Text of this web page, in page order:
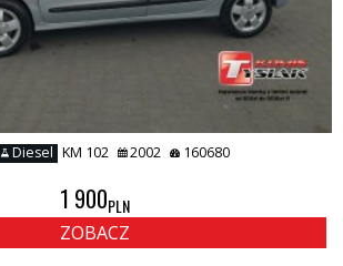
Diesel KM 102 2002 160680
1 900PLN
ZOBACZ